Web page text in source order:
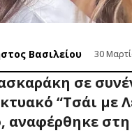
Βασιλείου 30
σε
“Τσάι με
αναφέρθηκε